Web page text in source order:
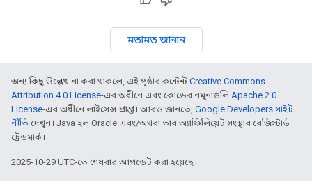
মতামত জানান
অন্য কিছু উল্লেখ না করা থাকলে, এই পৃষ্ঠার কন্টেন্ট Creative Commons
Attribution 4.0 License-এর অধীনে এবং কোডের নমুনাগুলিApache 2.0
License-এর অধীনে লাইসেন্স প্রাপ্ত। আরও জানতে, Google Developers সাইট
নীতি দেখুন। Java হল Oracle এবং/অথবা তার অ্যাফিলিয়েট সংস্থার রেজিস্টার্ড
ট্রেডমার্ক।
2025-10-29 UTC-তে শেষবার আপডেট করা হয়েছে।